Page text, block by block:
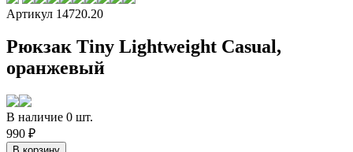
Артикул 14720.20
Рюкзак Tiny Lightweight Casual,
оранжевый
В наличие 0 шт.
990 ₽